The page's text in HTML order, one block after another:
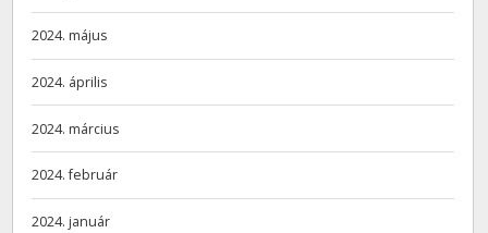
2024. május
2024. április
2024. március
2024. február
2024. január